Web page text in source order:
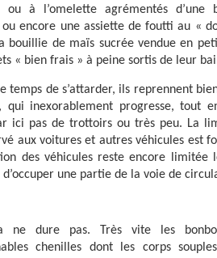
ou à l’omelette agrémentés
ou encore une assiette de foutti au «
bouillie de maïs sucrée vendue en
« bien frais » à peine sortis de leur
temps de s’attarder, ils reprennent
qui inexorablement progresse, tout
ici pas de trottoirs ou très peu. La
aux voitures et autres véhicules est
des véhicules reste encore limitée
une partie de la voie de
ne dure pas. Très vite les
chenilles dont les corps